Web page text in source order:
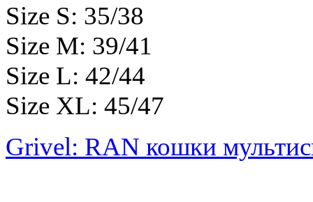
Size S: 35/38
Size M: 39/41
Size L: 42/44
Size XL: 45/47
Grivel: RAN кошки